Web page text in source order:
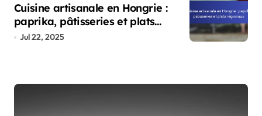
Cuisine artisanale en Hongrie :
paprika, pâtisseries et plats
régionaux
Jul 22, 2025